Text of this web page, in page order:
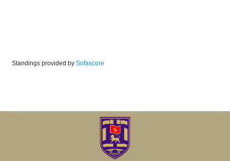
Standings provided by Sofascore